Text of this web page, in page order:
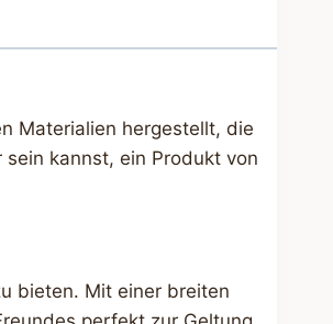
Materialien hergestellt, die
kannst, ein Produkt von
bieten. Mit einer breiten